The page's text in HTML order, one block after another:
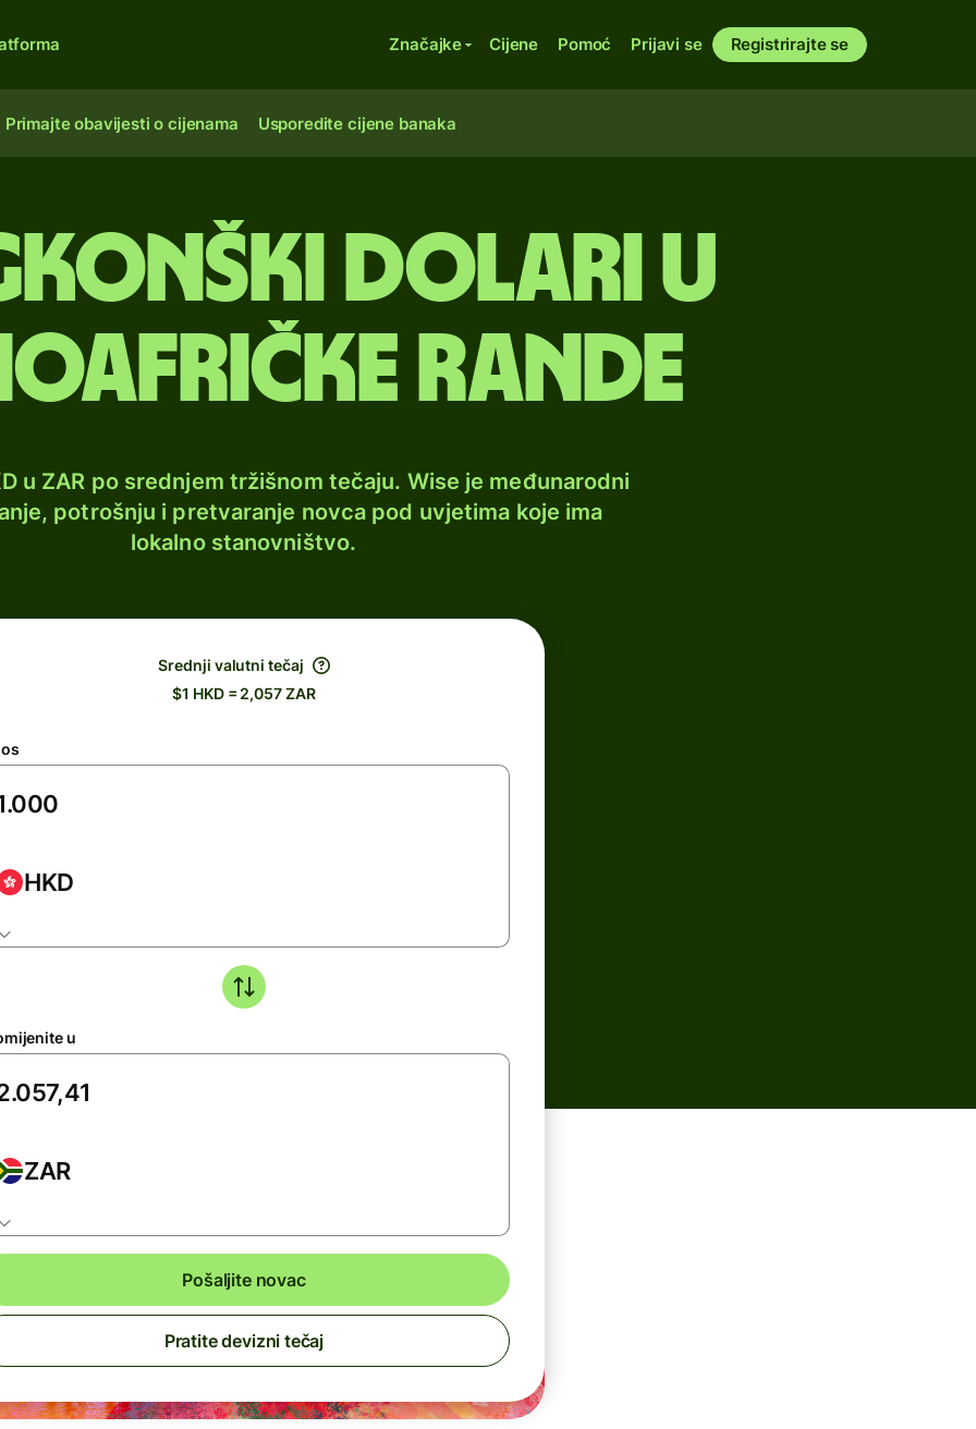
Značajke Cijene Pomoć Prijavi se Registrirajte se
Primajte obavijesti o cijenama Usporedite cijene banaka
dolari u
rande
u ZAR po srednjem tržišnom tečaju. Wise je međunarodni
potrošnju i pretvaranje novca pod uvjetima koje ima
lokalno stanovništvo.
Srednji valutni tečaj
$1 HKD = 2,057 ZAR
HKD
u
ZAR
Pošaljite novac
Pratite devizni tečaj